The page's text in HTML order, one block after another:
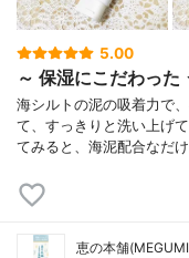
5.00
～ 保湿にこだわった
海シルトの泥の吸着力で
て、すっきりと洗い上げ
てみると、海泥配合なだ
恵の本舗